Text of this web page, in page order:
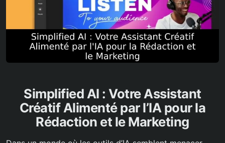
Simplified AI : Votre Assistant
Créatif Alimenté par l’IA pour la
Rédaction et le Marketing